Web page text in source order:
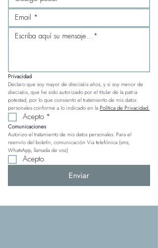
Privacidad
Declaro que soy mayor de dieciséis años, y si soy menor de
dieciséis, que he sido autorizado por el titular de la patria
potestad, por lo que consiento el tratamiento de mis datos
personales conforme a lo indicado en la Política de Privacidad.
Acepto *
Comunicaciones
Autorizo el tratamiento de mis datos personales. Para el
reenvío del boletín, comunicación Via telefónica (sms,
WhatsApp, llamada de voz)
Acepto
Enviar